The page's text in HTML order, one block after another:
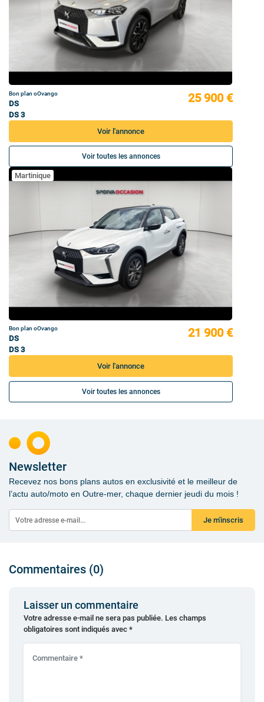
Bon plan oOvango
DS
DS 3
25 900 €
Voir l'annonce
Voir toutes les annonces
Martinique
Bon plan oOvango
DS
DS 3
21 900 €
Voir l'annonce
Voir toutes les annonces
Newsletter
Recevez nos bons plans autos en exclusivité et le meilleur de
l’actu auto/moto en Outre-mer, chaque dernier jeudi du mois !
Je m'inscris
Commentaires (0)
Laisser un commentaire
Votre adresse e-mail ne sera pas publiée. Les champs
obligatoires sont indiqués avec *